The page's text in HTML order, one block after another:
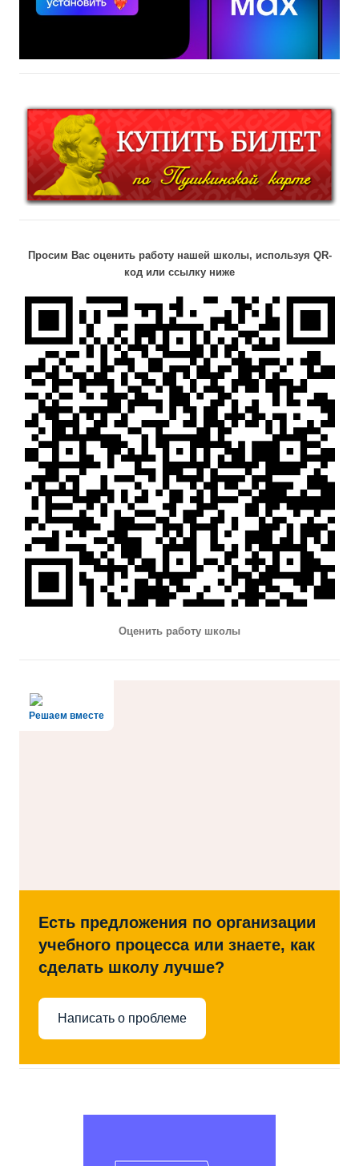
Просим Вас оценить работу нашей школы, используя QR-
код или ссылку ниже
Оценить работу школы
Решаем вместе
Есть предложения по организации
учебного процесса или знаете, как
сделать школу лучше?
Написать о проблеме